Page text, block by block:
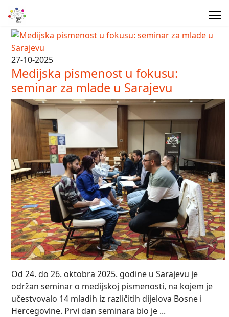
27-10-2025
Medijska pismenost u fokusu:
seminar za mlade u Sarajevu
Od 24. do 26. oktobra 2025. godine u Sarajevu je
održan seminar o medijskoj pismenosti, na kojem je
učestvovalo 14 mladih iz različitih dijelova Bosne i
Hercegovine. Prvi dan seminara bio je ...